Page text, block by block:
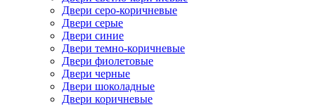
Двери серо-коричневые
Двери серые
Двери синие
Двери темно-коричневые
Двери фиолетовые
Двери черные
Двери шоколадные
Двери коричневые